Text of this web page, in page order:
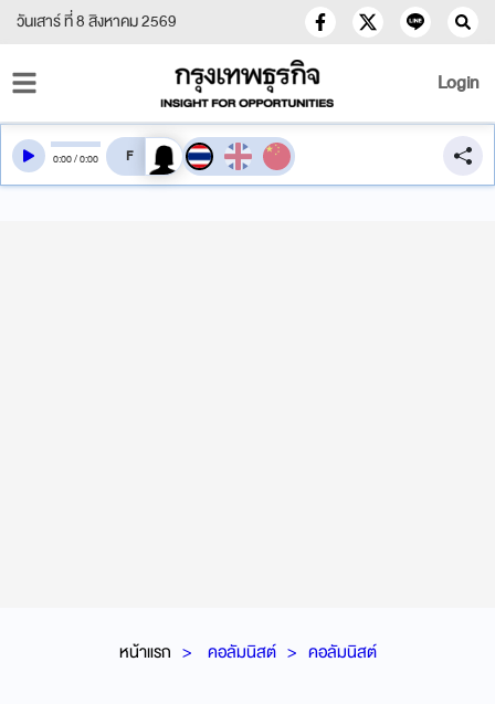
วันเสาร์ ที่ 8 สิงหาคม 2569
Login
หน้าแรก คอลัมนิสต์ คอลัมนิสต์
0:00/0:00 สลับเสียงอ่าน